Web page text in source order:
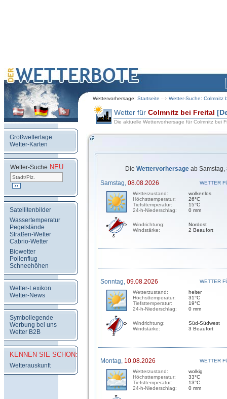
Wettervorhersage: Startseite Wetter-Suche: Colmnitz
Großwetterlage
Wetter-Karten
Wetter-Suche NEU
Satellitenbilder
Wassertemperatur
Pegelstände
Straßen-Wetter
Cabrio-Wetter
Biowetter
Pollenflug
Schneehöhen
Wetter-Lexikon
Wetter-News
Symbollegende
Werbung bei uns
Wetter B2B
KENNEN SIE SCHON:
Wetterauskunft
Wetter für Colmnitz bei Freital
Die aktuelle Wettervorhersage für Colmnitz bei
Die Wettervorhersage ab Samstag,
Samstag, 08.08.2026
WETTER
Wetterzustand:
Höchsttemperatur:
Tiefsttemperatur:
24-h-Niederschlag:
wolkenlos
26°C
15°C
0 mm
Windrichtung:
Windstärke:
Nordost
2 Beaufort
Sonntag, 09.08.2026
WETTER
Wetterzustand:
Höchsttemperatur:
Tiefsttemperatur:
24-h-Niederschlag:
heiter
31°C
19°C
0 mm
Windrichtung:
Windstärke:
Süd-Südwest
3 Beaufort
Montag, 10.08.2026
WETTER
Wetterzustand:
Höchsttemperatur:
Tiefsttemperatur:
24-h-Niederschlag:
wolkig
33°C
13°C
0 mm